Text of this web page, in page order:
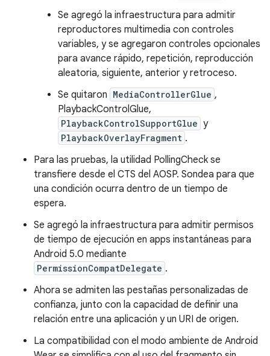
Se agregó la infraestructura para admitir
reproductores multimedia con controles
variables, y se agregaron controles opcionales
para avance rápido, repetición, reproducción
aleatoria, siguiente, anterior y retroceso.
Se quitaron MediaControllerGlue ,
PlaybackControlGlue,
PlaybackControlSupportGlue y
PlaybackOverlayFragment .
Para las pruebas, la utilidad PollingCheck se
transfiere desde el CTS del AOSP. Sondea para que
una condición ocurra dentro de un tiempo de
espera.
Se agregó la infraestructura para admitir permisos
de tiempo de ejecución en apps instantáneas para
Android 5.0 mediante
PermissionCompatDelegate .
Ahora se admiten las pestañas personalizadas de
confianza, junto con la capacidad de definir una
relación entre una aplicación y un URI de origen.
La compatibilidad con el modo ambiente de Android